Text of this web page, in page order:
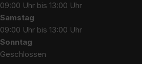
09:00 Uhr bis 13:00 Uhr
Samstag
09:00 Uhr bis 13:00 Uhr
Sonntag
Geschlossen